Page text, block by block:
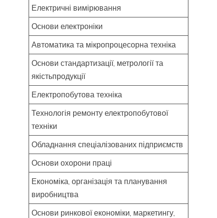
Електричні вимірювання
Основи електроніки
Автоматика та мікропроцесорна техніка
Основи стандартизації, метрології та
якістьпродукції
Електропобутова техніка
Технологія ремонту електропобутової
техніки
Обладнання спеціалізованих підприємств
Основи охорони праці
Економіка, організація та планування
виробництва
Основи ринкової економіки, маркетингу,